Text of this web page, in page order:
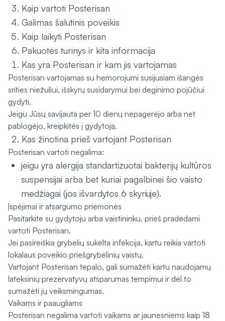
Kaip vartoti Posterisan
Galimas šalutinis poveikis
Kaip laikyti Posterisan
Pakuotės turinys ir kita informacija
Kas yra Posterisan ir kam jis vartojamas
Posterisan vartojamas su hemorojumi susijusiam išangės
srities niežuliui, išskyrų susidarymui bei deginimo pojūčiui
gydyti.
Jeigu Jūsų savijauta per 10 dienų nepagerėjo arba net
pablogėjo, kreipkitės į gydytoją.
Kas žinotina prieš vartojant Posterisan
Posterisan vartoti negalima:
jeigu yra alergija standartizuotai bakterijų kultūros
suspensijai arba bet kuriai pagalbinei šio vaisto
medžiagai (jos išvardytos 6 skyriuje).
Įspėjimai ir atsargumo priemonės
Pasitarkite su gydytoju arba vaistininku, prieš pradėdami
vartoti Posterisan.
Jei pasireiškia grybelių sukelta infekcija, kartu reikia vartoti
lokalaus poveikio priešgrybelinių vaistų.
Vartojant Posterisan tepalo, gali sumažėti kartu naudojamų
lateksinių prezervatyvų atsparumas tempimui ir dėl to
sumažėti jų veiksmingumas.
Vaikams ir paaugliams
Posterisan negalima vartoti vaikams ar jaunesniems kaip 18